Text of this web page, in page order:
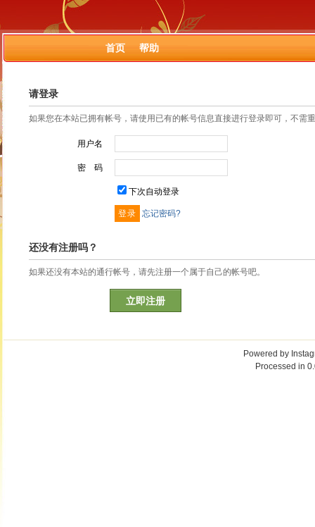
首页 帮助
请登录
如果您在本站已拥有帐号，请使用已有的帐号信息直接进行登录即可，不需
用户名
密 码
下次自动登录
忘记密码?
还没有注册吗？
如果还没有本站的通行帐号，请先注册一个属于自己的帐号吧。
立即注册
Powered by
Processed in